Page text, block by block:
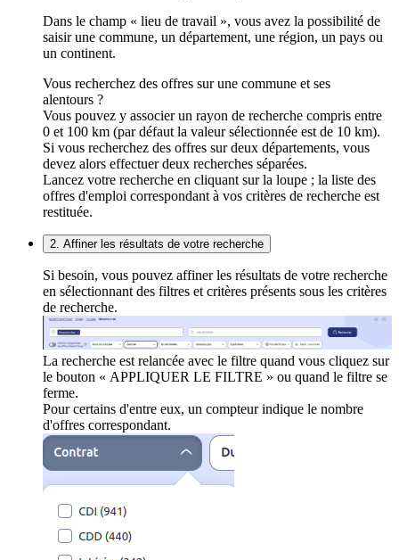
Dans le champ « lieu de travail », vous avez la possibilité de
saisir une commune, un département, une région, un pays ou
un continent.
Vous recherchez des offres sur une commune et ses
alentours ?
Vous pouvez y associer un rayon de recherche compris entre
0 et 100 km (par défaut la valeur sélectionnée est de 10 km).
Si vous recherchez des offres sur deux départements, vous
devez alors effectuer deux recherches séparées.
Lancez votre recherche en cliquant sur la loupe ; la liste des
offres d'emploi correspondant à vos critères de recherche est
restituée.
2. Affiner les résultats de votre recherche
Si besoin, vous pouvez affiner les résultats de votre recherche
en sélectionnant des filtres et critères présents sous les critères
de recherche.
La recherche est relancée avec le filtre quand vous cliquez sur
le bouton « APPLIQUER LE FILTRE » ou quand le filtre se
ferme.
Pour certains d'entre eux, un compteur indique le nombre
d'offres correspondant.